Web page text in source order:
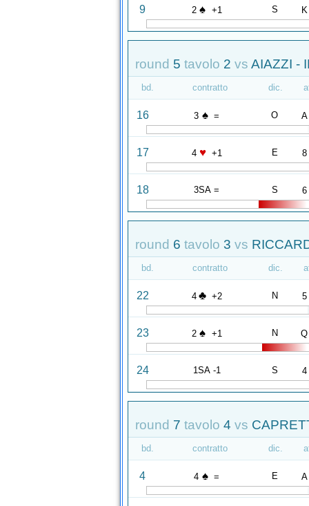
9 2 ♠ +1 S K
round 5 tavolo 2 vs AIAZZI -
bd. contratto dic.
16 3 ♠ = O A
17 4 ♥ +1 E 8
18 3SA = S 6
round 6 tavolo 3 vs
bd. contratto dic.
22 4 ♣ +2 N 5
23 2 ♠ +1 N Q
24 1SA -1 S 4
round 7 tavolo 4 vs
bd. contratto dic.
4 4 ♠ = E A